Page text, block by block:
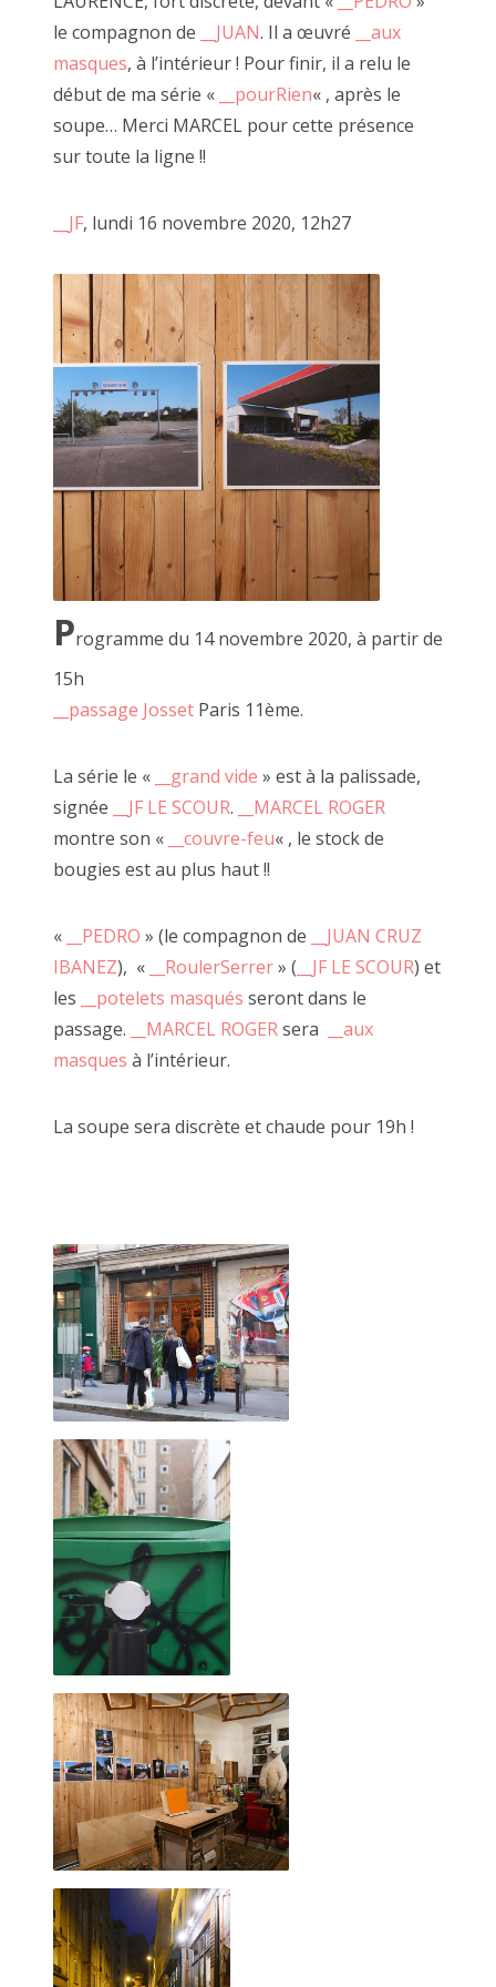
2014 décembre
octobre, novembre 2014
Recherche
le compagnon de
__JUAN. Il a œuvré
__aux
masques, à l’intérieur ! Pour finir, il a relu le
début de ma série «
__pourRien« , après le
soupe… Merci MARCEL pour cette présence
sur toute la ligne !!
__JF, lundi 16 novembre 2020, 12h27
Programme du 14 novembre 2020, à partir de
15h
__passage Josset Paris 11ème.
La série le « __grand vide » est à la palissade,
signée
__JF LE SCOUR. __MARCEL ROGER
montre son «
__couvre-feu« , le stock de
bougies est au plus haut !!
« __PEDRO » (le compagnon de
__JUAN CRUZ
IBANEZ), « __RoulerSerrer» ( __JF LE SCOUR) et
les
__potelets masqués seront dans le
passage.
__MARCEL ROGERsera
__aux
masques à l’intérieur.
La soupe sera discrète et chaude pour 19h !
Désarmée Espagnole » , les__tableaux de Marcel , ses
carnets de poèmes ou ses performances de claquettes.
Tous se réunissent pour FAIRE OU PAS.
2 mai 2015, MARCEL ROGER et JF Le Scour
CECILE RAYMOND, 18 octobre 2014